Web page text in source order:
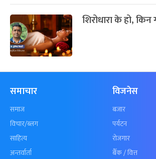
शिरोधारा के हो, किन
समाचार
समाज
विचार/ब्लग
साहित्य
अन्तर्वार्ता
विजनेस
बजार
पर्यटन
रोजगार
बैँक / वित्त